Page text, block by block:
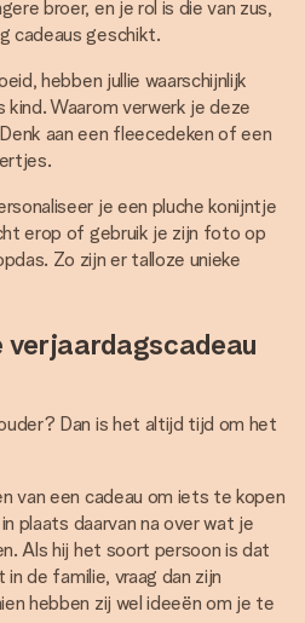
broer, en je rol is die van zus,
cadeaus geschikt.
hebben jullie waarschijnlijk
Waarom verwerk je deze
aan een fleecedeken of een
je een pluche konijntje
erop of gebruik je zijn foto op
Zo zijn er talloze unieke
verjaardagscadeau
Dan is het altijd tijd om het
van een cadeau om iets te kopen
plaats daarvan na over wat je
Als hij het soort persoon is dat
de familie, vraag dan zijn
hebben zij wel ideeën om je te